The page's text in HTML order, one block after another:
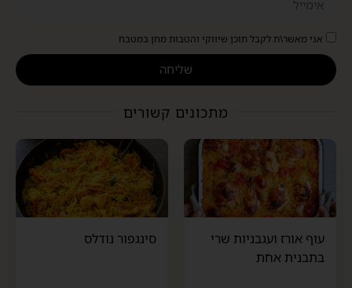
אני מאשר\ת לקבל תוכן שיווקי והטבות מחן במטבח
שליחה
מתכונים קשורים
עוף אורז ועגבניות שרי
בתבנית אחת
סינגפור נודלס